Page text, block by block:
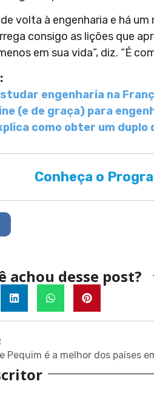
volta à engenharia e há
consigo as lições que
em sua vida”, diz. “É
engenharia na
(e de graça) para
como obter um duplo
Conheça o
achou desse post?